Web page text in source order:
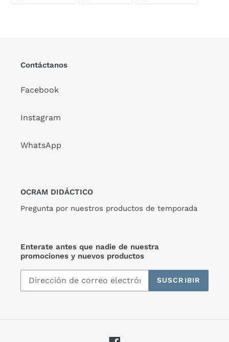
Contáctanos
Facebook
Instagram
WhatsApp
OCRAM DIDÁCTICO
Pregunta por nuestros productos de temporada
Enterate antes que nadie de nuestra
promociones y nuevos productos
SUSCRIBIR